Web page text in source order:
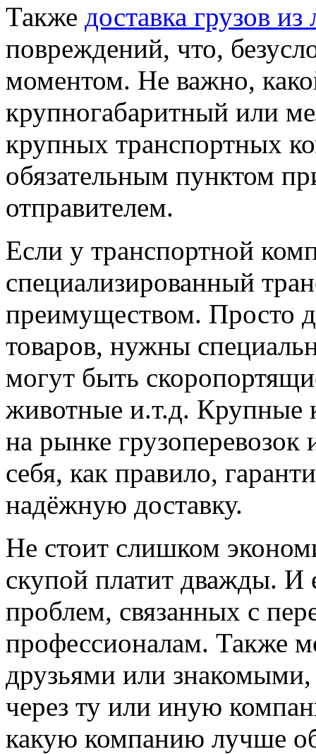
Также доставка грузов из
повреждений, что,
моментом. Не важно,
крупногабаритный или
крупных транспортных
обязательным пунктом
отправителем.
Если у транспортной
специализированный
преимуществом. Просто
товаров, нужны
могут быть
животные и.т.д. Крупные
на рынке
себя, как правило,
надёжную доставку.
Не стоит слишком
скупой платит дважды. И
проблем, связанных с
профессионалам. Также
друзьями или знакомыми,
через ту или иную
какую компанию лучше